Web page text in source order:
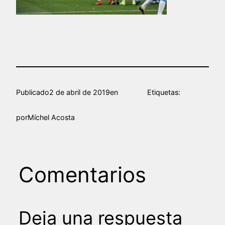
Publicado2 de abril de 2019en
porMíchel Acosta
Etiquetas:
Comentarios
Deja una respuesta